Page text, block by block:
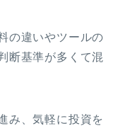
の違いやツールの
断基準が多くて混
み、気軽に投資を